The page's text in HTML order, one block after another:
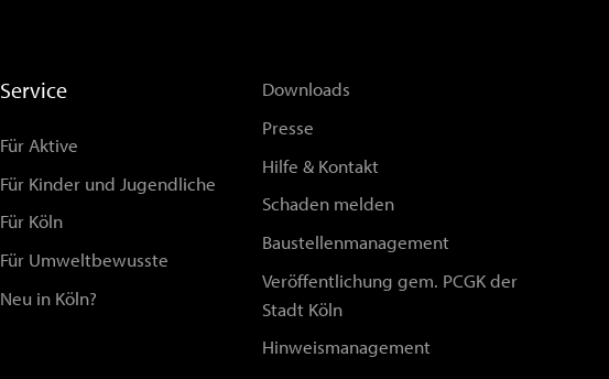
Service
Für Aktive
Für Kinder und Jugendliche
Für Köln
Für Umweltbewusste
Neu in Köln?
Downloads
Presse
Hilfe & Kontakt
Schaden melden
Baustellenmanagement
Veröffentlichung gem. PCGK der
Stadt Köln
Hinweismanagement